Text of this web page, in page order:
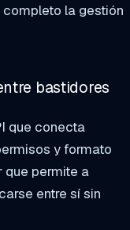
la gestión
bastidores
que conecta
y formato
que permite a
entre sí sin